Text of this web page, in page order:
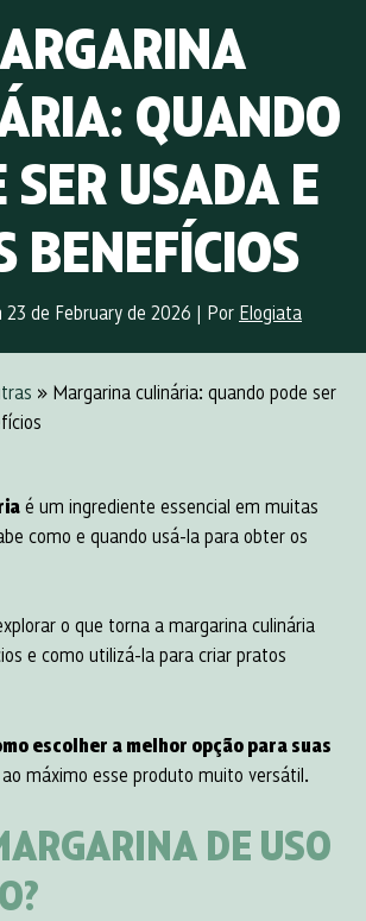
QUANDO
SER USADA E
BENEFÍCIOS
23 de February de 2026 | Por Elogiata
» Margarina culinária: quando pode ser
é um ingrediente essencial em muitas
como e quando usá-la para obter os
o que torna a margarina culinária
e como utilizá-la para criar pratos
escolher a melhor opção para suas
máximo esse produto muito versátil.
DE USO